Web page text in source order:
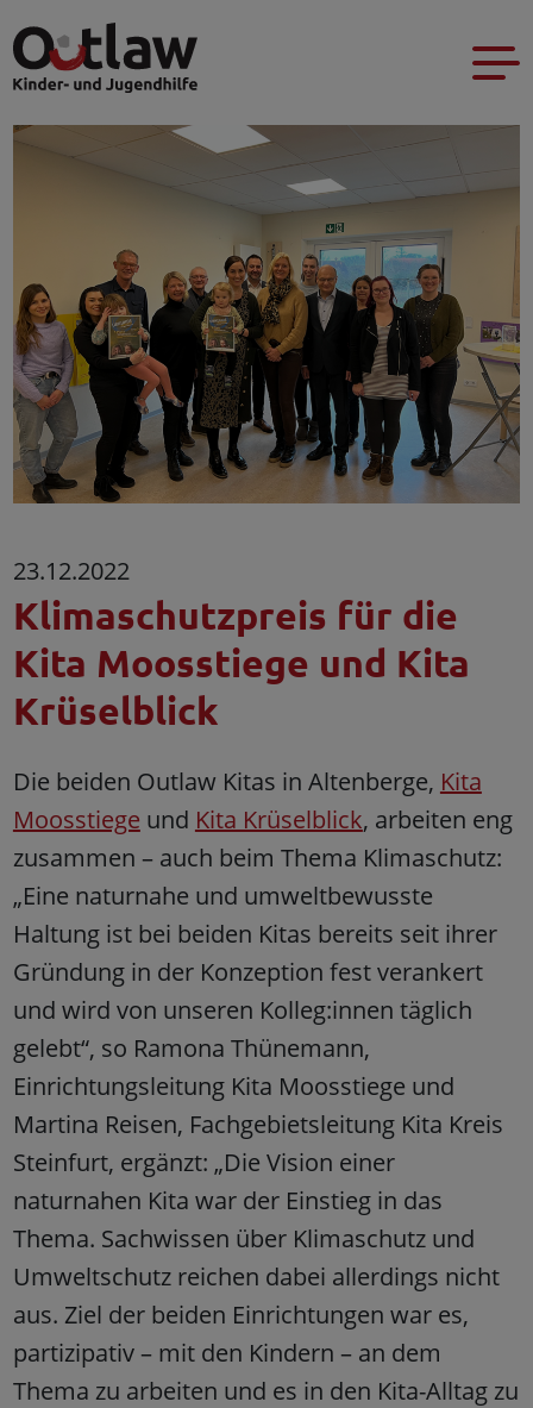
23.12.2022
Klimaschutzpreis für die
Kita Moosstiege und Kita
Krüselblick
Die beiden Outlaw Kitas in Altenberge, Kita
Moosstiege und Kita Krüselblick, arbeiten eng
zusammen – auch beim Thema Klimaschutz:
„Eine naturnahe und umweltbewusste
Haltung ist bei beiden Kitas bereits seit ihrer
Gründung in der Konzeption fest verankert
und wird von unseren Kolleg:innen täglich
gelebt“, so Ramona Thünemann,
Einrichtungsleitung Kita Moosstiege und
Martina Reisen, Fachgebietsleitung Kita Kreis
Steinfurt, ergänzt: „Die Vision einer
naturnahen Kita war der Einstieg in das
Thema. Sachwissen über Klimaschutz und
Umweltschutz reichen dabei allerdings nicht
aus. Ziel der beiden Einrichtungen war es,
partizipativ – mit den Kindern – an dem
Thema zu arbeiten und es in den Kita-Alltag zu